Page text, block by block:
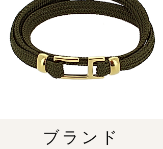
ブランド